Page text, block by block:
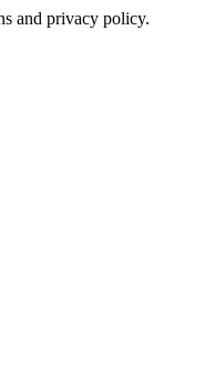
and privacy policy.